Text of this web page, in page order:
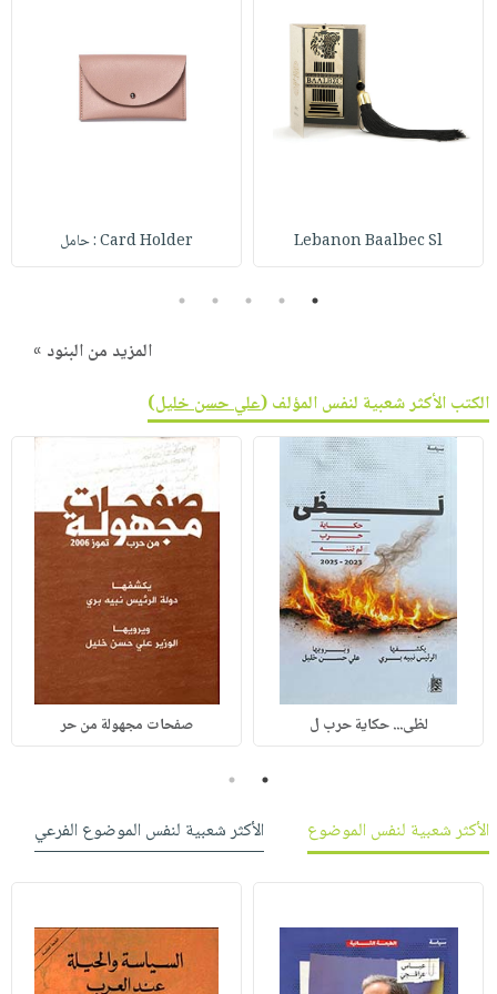
Lebanon Baalbec Sl Card Holder : حامل
1
2
3
4
5
المزيد من البنود »
الكتب الأكثر شعبية لنفس المؤلف (علي حسن خليل)
لظى... حكاية حرب ل صفحات مجهولة من حر
1
2
الأكثر شعبية لنفس الموضوع
الأكثر شعبية لنفس الموضوع الفرعي